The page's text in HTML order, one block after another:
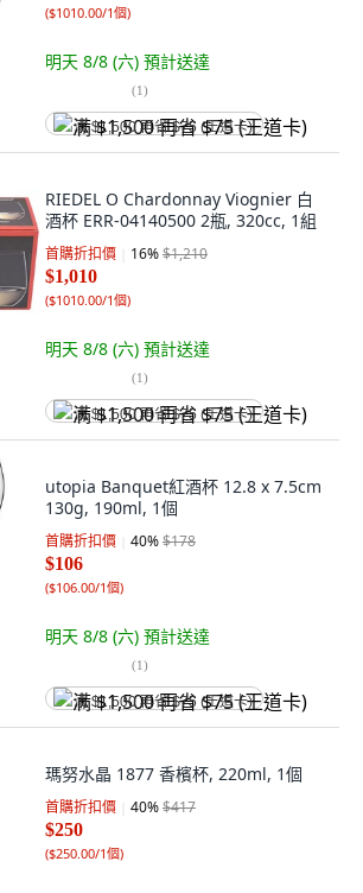
($1010.00/1個)
明天 8/8 (六) 預計送達
(1)
满 $1,500 再省 $75 (王道卡)
RIEDEL O Chardonnay Viognier 白
酒杯 ERR-04140500 2瓶, 320cc, 1組
首購折扣價 16%$1,210
$1,010
($1010.00/1個)
明天 8/8 (六) 預計送達
(1)
满 $1,500 再省 $75 (王道卡)
utopia Banquet紅酒杯 12.8 x 7.5cm
130g, 190ml, 1個
首購折扣價 40%$178
$106
($106.00/1個)
明天 8/8 (六) 預計送達
(1)
满 $1,500 再省 $75 (王道卡)
瑪努水晶 1877 香檳杯, 220ml, 1個
首購折扣價 40%$417
$250
($250.00/1個)